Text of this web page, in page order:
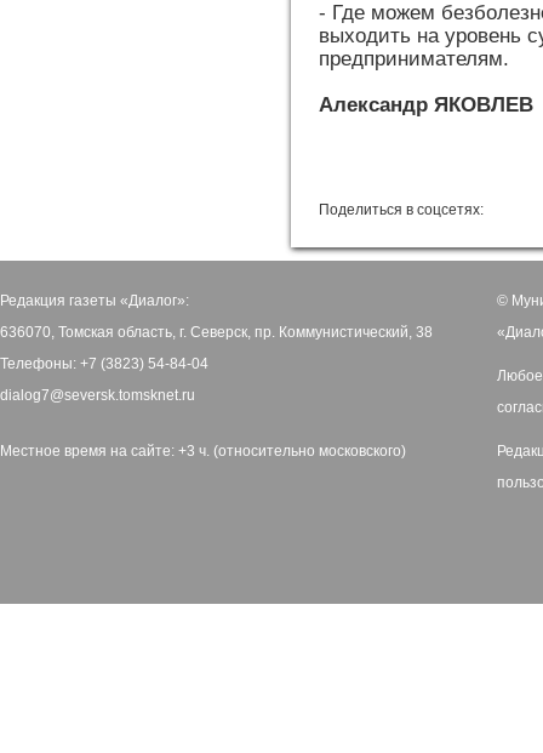
- Где можем
выходить на уровень
предпринимателям.
Александр ЯКОВЛЕВ
Поделиться в соцсетях:
Редакция газеты «Диалог»:
636070, Томская область, г. Северск, пр. Коммунистический, 38
Телефоны: +7 (3823) 54-84-04
dialog7@seversk.tomsknet.ru
Местное время на сайте: +3 ч. (относительно московского)
©
Любое